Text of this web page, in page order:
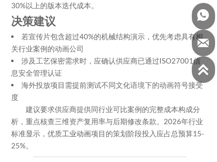
30%以上的版本迭代成本。
决策建议
若宣传片包含超过40%的机械结构演示，优先考虑具有相
关行业案例的动画公司
涉及工艺保密需求时，应确认供应商已通过ISO27001信
息安全管理认证
海外投放项目需提前测试不同文化语境下的动画符号接受
度
建议要求供应商提供同行业可比案例的完整成本构成分
析，重点核查三维资产复用率与后期修改条款。2026年行业
标准显示，优质工业动画项目的策划阶段投入应占总预算15-
25%。


